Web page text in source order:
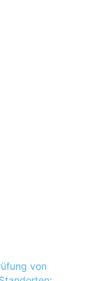
von